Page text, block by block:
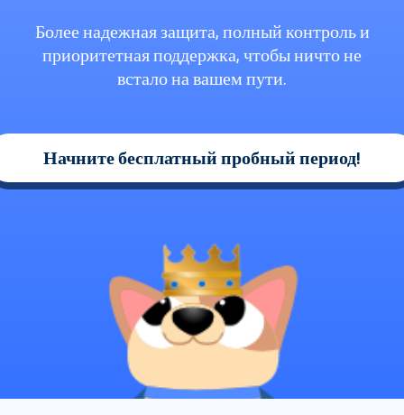
Более надежная защита, полный контроль и
приоритетная поддержка, чтобы ничто не
встало на вашем пути.
Начните бесплатный пробный период!